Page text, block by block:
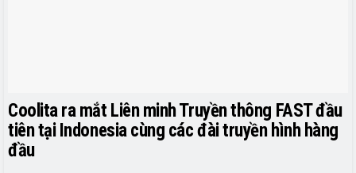
Coolita ra mắt Liên minh Truyền thông FAST đầu
tiên tại Indonesia cùng các đài truyền hình hàng
đầu